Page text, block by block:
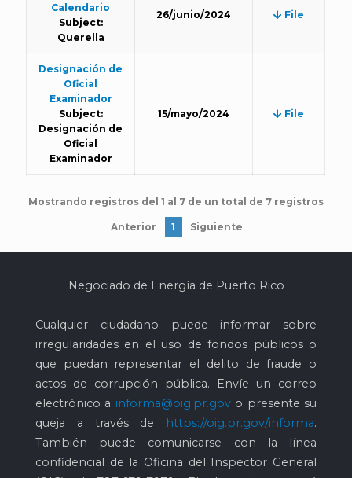
Calendario
Subject:
Querella
26/junio/2024 File
Designación de
Oficial
Examinador
Subject:
Designación de
Oficial
Examinador
15/mayo/2024 File
Mostrando registros del 1 al 7 de un total de 7 registros
Anterior 1 Siguiente
Negociado de Energía de Puerto Rico
Cualquier ciudadano puede informar sobre
irregularidades en el uso de fondos públicos o
que puedan representar el delito de fraude o
actos de corrupción pública. Envíe un correo
electrónico a informa@oig.pr.govo presente su
queja a través de
https://oig.pr.gov/informa.
También puede comunicarse con la línea
confidencial de la Oficina del Inspector General